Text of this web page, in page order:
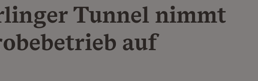
Tunnel nimmt
auf